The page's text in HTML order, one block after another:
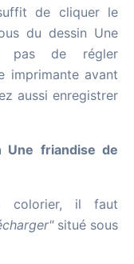
de cliquer le
du dessin Une
pas de régler
imprimante avant
aussi enregistrer
Une friandise de
colorier, il faut
situé sous